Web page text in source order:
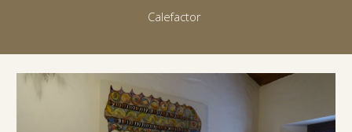
Calefactor